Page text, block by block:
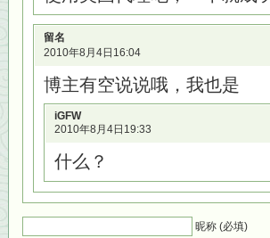
留名
2010年8月4日16:04
博主有空说说哦，我也是
iGFW
2010年8月4日19:33
什么？
昵称 (必填)